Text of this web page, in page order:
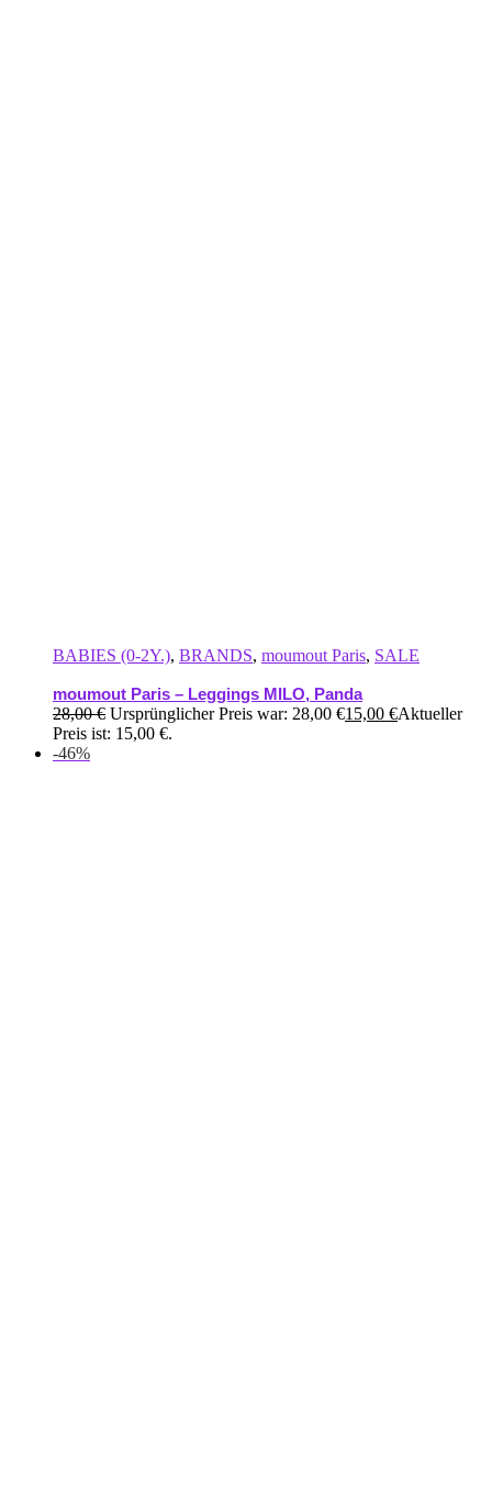
BABIES (0-2Y.), BRANDS, moumout Paris, SALE
moumout Paris – Leggings MILO, Panda
28,00€ Ursprünglicher Preis war: 28,00 €15,00 €Aktueller
Preis ist: 15,00 €.
-46%